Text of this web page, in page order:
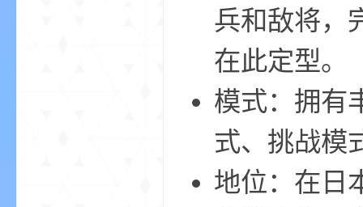
兵和敌将，
在此定型。
模式：拥有
式、挑战模
地位：在日